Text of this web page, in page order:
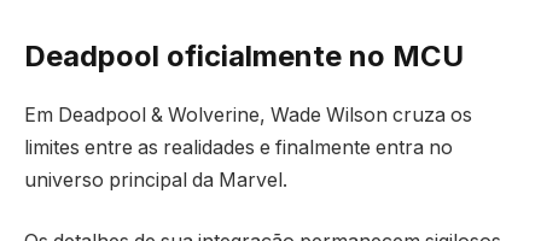
Deadpool oficialmente no MCU
Em Deadpool & Wolverine, Wade Wilson cruza os
limites entre as realidades e finalmente entra no
universo principal da Marvel.